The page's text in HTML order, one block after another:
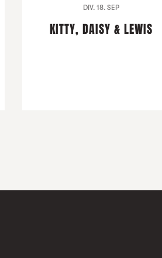
DIV. 18. SEP
KITTY, DAISY & LEWIS